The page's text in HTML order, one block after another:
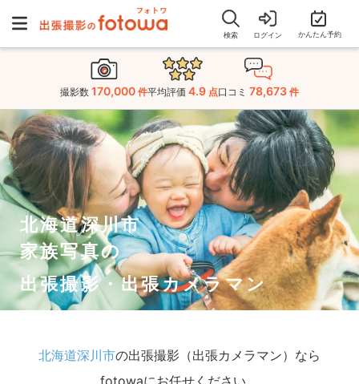
検索 ログイン かんたん予約
撮影数 170,000 件平均評価 4.9 点口コミ 78,673 件
北海道深川市
家族写真の
出張撮影・出張カメラマン
北海道深川市の出張撮影（出張カメラマン）なら
fotowaにお任せください。